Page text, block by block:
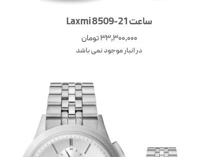
ساعت Laxmi 8509-21
33,300,000تومان
در انبار موجود نمی باشد